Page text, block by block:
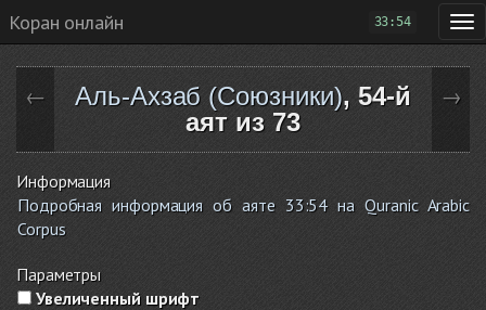
Коран онлайн 33:54
← Аль-Ахзаб (Союзники), 54-й
аят из 73
→
Информация
Подробная информация об аяте 33:54 на Quranic Arabic
Corpus
Параметры
Увеличенный шрифт